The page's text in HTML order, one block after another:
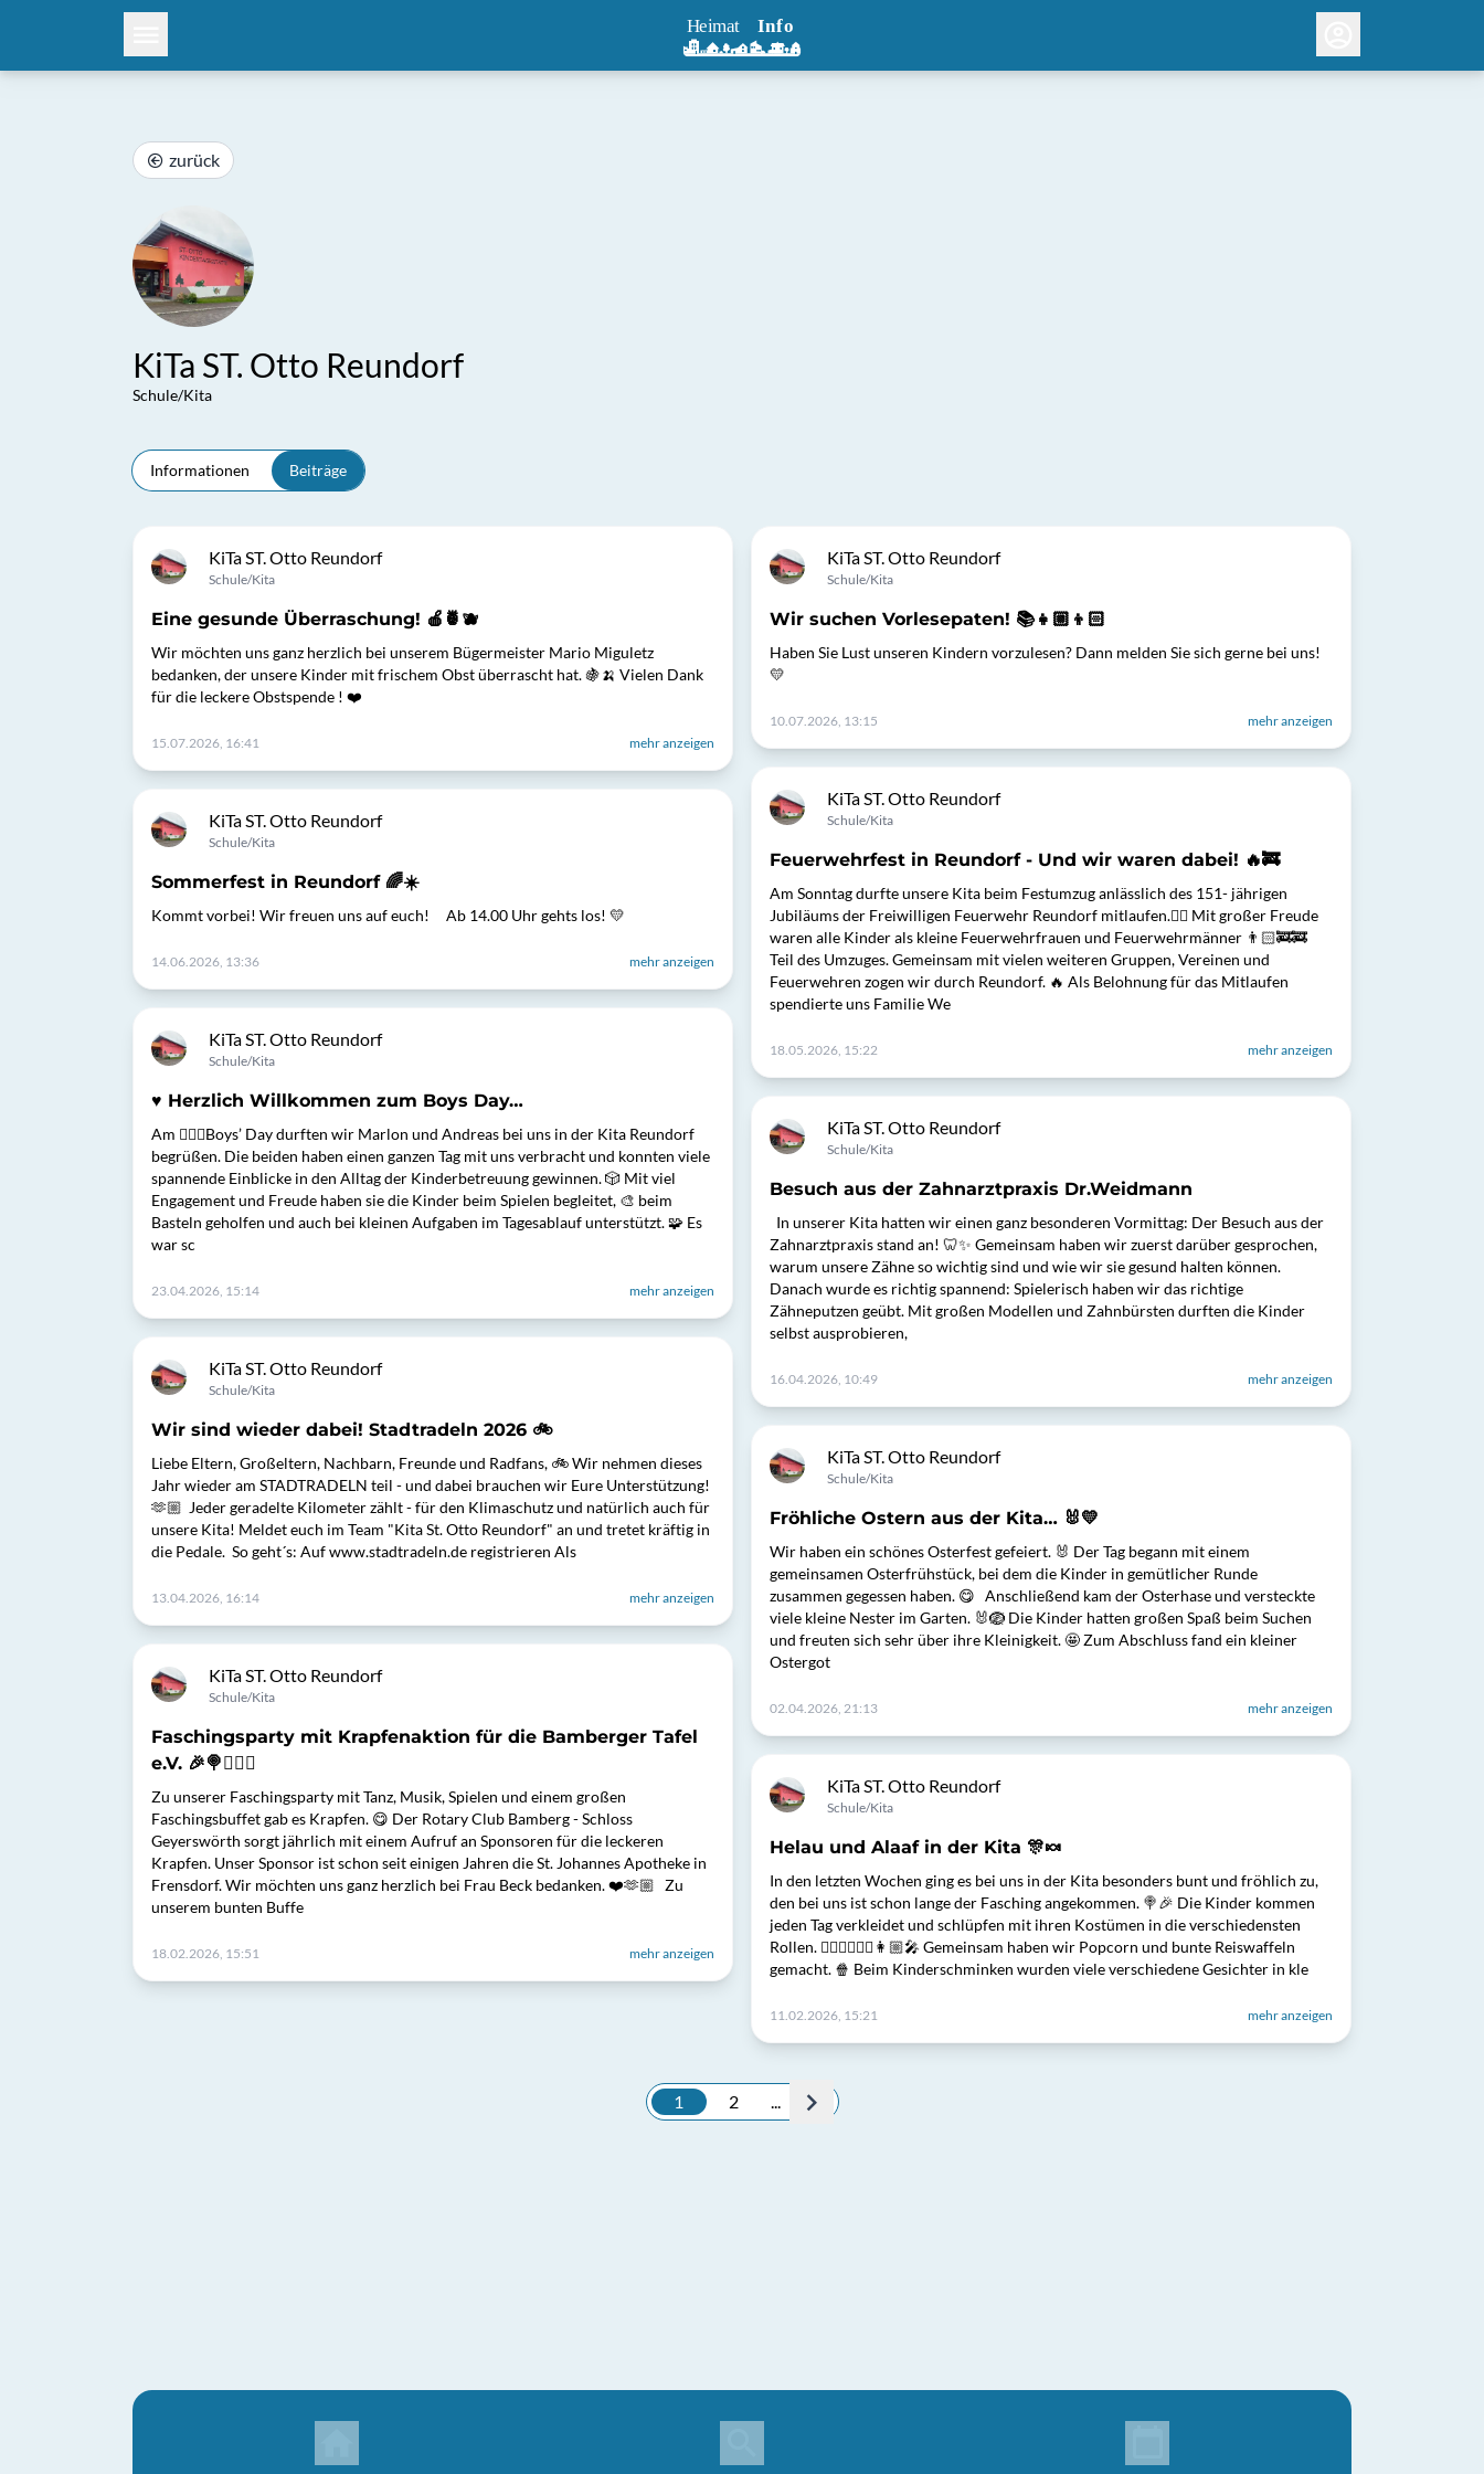
zurück
KiTa ST. Otto Reundorf
Schule/Kita
Informationen Beiträge
KiTa ST. Otto Reundorf
Schule/Kita
Eine gesunde Überraschung! 🍎🍍🫐
Wir möchten uns ganz herzlich bei unserem Bügermeister Mario Miguletz
bedanken, der unsere Kinder mit frischem Obst überrascht hat. 🍇🍌 Vielen Dank
für die leckere Obstspende ! ❤️
15.07.2026, 16:41 mehr anzeigen
KiTa ST. Otto Reundorf
Schule/Kita
Sommerfest in Reundorf 🌈☀️
Kommt vorbei! Wir freuen uns auf euch! Ab 14.00 Uhr gehts los! 💛
14.06.2026, 13:36 mehr anzeigen
KiTa ST. Otto Reundorf
Schule/Kita
♥️ Herzlich Willkommen zum Boys Day…
Am 🙍🏼‍♂️Boys’ Day durften wir Marlon und Andreas bei uns in der Kita Reundorf
begrüßen. Die beiden haben einen ganzen Tag mit uns verbracht und konnten viele
spannende Einblicke in den Alltag der Kinderbetreuung gewinnen. 🎲 Mit viel
Engagement und Freude haben sie die Kinder beim Spielen begleitet, 🎨 beim
Basteln geholfen und auch bei kleinen Aufgaben im Tagesablauf unterstützt. 🧩 Es
war sc
23.04.2026, 15:14 mehr anzeigen
KiTa ST. Otto Reundorf
Schule/Kita
Wir sind wieder dabei! Stadtradeln 2026 🚲
Liebe Eltern, Großeltern, Nachbarn, Freunde und Radfans, 🚲 Wir nehmen dieses
Jahr wieder am STADTRADELN teil - und dabei brauchen wir Eure Unterstützung!
🫶🏼 Jeder geradelte Kilometer zählt - für den Klimaschutz und natürlich auch für
unsere Kita! Meldet euch im Team "Kita St. Otto Reundorf" an und tretet kräftig in
die Pedale. So geht´s: Auf www.stadtradeln.de registrieren Als
13.04.2026, 16:14 mehr anzeigen
KiTa ST. Otto Reundorf
Schule/Kita
Faschingsparty mit Krapfenaktion für die Bamberger Tafel
e.V. 🎉🍭🤹🏼‍♂️
Zu unserer Faschingsparty mit Tanz, Musik, Spielen und einem großen
Faschingsbuffet gab es Krapfen. 😋 Der Rotary Club Bamberg - Schloss
Geyerswörth sorgt jährlich mit einem Aufruf an Sponsoren für die leckeren
Krapfen. Unser Sponsor ist schon seit einigen Jahren die St. Johannes Apotheke in
Frensdorf. Wir möchten uns ganz herzlich bei Frau Beck bedanken. ❤️🫶🏼 Zu
unserem bunten Buffe
18.02.2026, 15:51 mehr anzeigen
KiTa ST. Otto Reundorf
Schule/Kita
Wir suchen Vorlesepaten! 📚👧🏼👦🏻
Haben Sie Lust unseren Kindern vorzulesen? Dann melden Sie sich gerne bei uns!
💛
10.07.2026, 13:15 mehr anzeigen
KiTa ST. Otto Reundorf
Schule/Kita
Feuerwehrfest in Reundorf - Und wir waren dabei! 🔥🚒
Am Sonntag durfte unsere Kita beim Festumzug anlässlich des 151- jährigen
Jubiläums der Freiwilligen Feuerwehr Reundorf mitlaufen.❤️‍🔥 Mit großer Freude
waren alle Kinder als kleine Feuerwehrfrauen und Feuerwehrmänner 👨🏻‍🚒🚒
Teil des Umzuges. Gemeinsam mit vielen weiteren Gruppen, Vereinen und
Feuerwehren zogen wir durch Reundorf. 🔥 Als Belohnung für das Mitlaufen
spendierte uns Familie We
18.05.2026, 15:22 mehr anzeigen
KiTa ST. Otto Reundorf
Schule/Kita
Besuch aus der Zahnarztpraxis Dr.Weidmann
In unserer Kita hatten wir einen ganz besonderen Vormittag: Der Besuch aus der
Zahnarztpraxis stand an! 🦷✨ Gemeinsam haben wir zuerst darüber gesprochen,
warum unsere Zähne so wichtig sind und wie wir sie gesund halten können.
Danach wurde es richtig spannend: Spielerisch haben wir das richtige
Zähneputzen geübt. Mit großen Modellen und Zahnbürsten durften die Kinder
selbst ausprobieren,
16.04.2026, 10:49 mehr anzeigen
KiTa ST. Otto Reundorf
Schule/Kita
Fröhliche Ostern aus der Kita… 🐰💛
Wir haben ein schönes Osterfest gefeiert. 🐰 Der Tag begann mit einem
gemeinsamen Osterfrühstück, bei dem die Kinder in gemütlicher Runde
zusammen gegessen haben. 😋 Anschließend kam der Osterhase und versteckte
viele kleine Nester im Garten. 🐰🪺 Die Kinder hatten großen Spaß beim Suchen
und freuten sich sehr über ihre Kleinigkeit. 🤩 Zum Abschluss fand ein kleiner
Ostergot
02.04.2026, 21:13 mehr anzeigen
KiTa ST. Otto Reundorf
Schule/Kita
Helau und Alaaf in der Kita 🎊🍬
In den letzten Wochen ging es bei uns in der Kita besonders bunt und fröhlich zu,
den bei uns ist schon lange der Fasching angekommen. 🍭🎉 Die Kinder kommen
jeden Tag verkleidet und schlüpfen mit ihren Kostümen in die verschiedensten
Rollen. 👷🏼‍♀️🦸🏼‍♂️👩🏼‍🎤 Gemeinsam haben wir Popcorn und bunte Reiswaffeln
gemacht. 🍿 Beim Kinderschminken wurden viele verschiedene Gesichter in kle
11.02.2026, 15:21 mehr anzeigen
1 2 ...